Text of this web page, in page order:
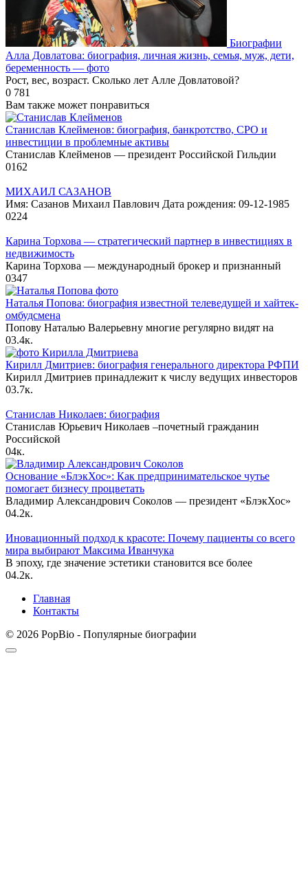
Биографии
Алла Довлатова: биография, личная жизнь, семья, муж, дети,
беременность — фото
Рост, вес, возраст. Сколько лет Алле Довлатовой?
0 781
Вам также может понравиться
Станислав Клейменов: биография, банкротство, СРО и
инвестиции в проблемные активы
Станислав Клейменов — президент Российской Гильдии
0162
МИХАИЛ САЗАНОВ
Имя: Сазанов Михаил Павлович Дата рождения: 09-12-1985
0224
Карина Торхова — стратегический партнер в инвестициях в
недвижимость
Карина Торхова — международный брокер и признанный
0347
Наталья Попова: биография известной телеведущей и хайтек-
омбудсмена
Попову Наталью Валерьевну многие регулярно видят на
03.4к.
Кирилл Дмитриев: биография генерального директора РФПИ
Кирилл Дмитриев принадлежит к числу ведущих инвесторов
03.7к.
Станислав Николаев: биография
Станислав Юрьевич Николаев –почетный гражданин
Российской
04к.
Основание «БлэкХос»: Как предпринимательское чутье
помогает бизнесу процветать
Владимир Александрович Соколов — президент «БлэкХос»
04.2к.
Иновационный подход к красоте: Почему пациенты со всего
мира выбирают Максима Иванчука
В эпоху, где значение эстетики становится все более
04.2к.
Главная
Контакты
© 2026 PopBio - Популярные биографии